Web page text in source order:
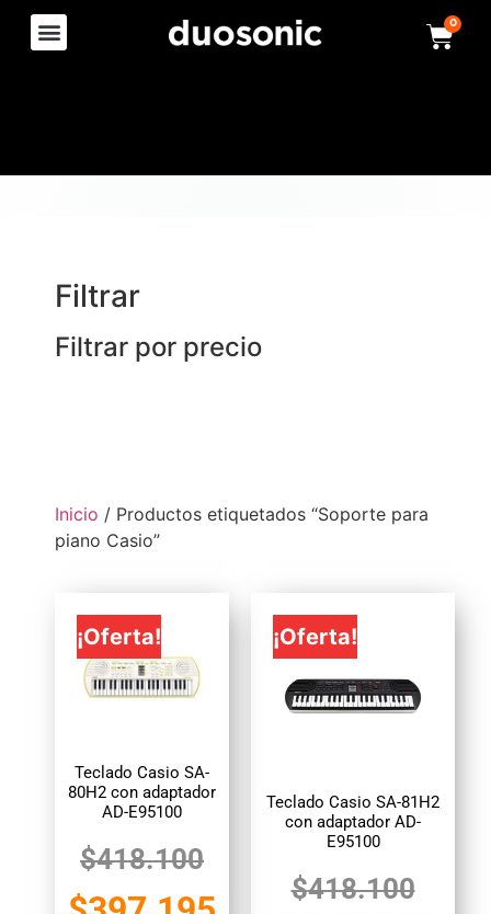
0
Filtrar
Filtrar por precio
Inicio / Productos etiquetados “Soporte para
piano Casio”
¡Oferta!
Teclado Casio SA-
80H2 con adaptador
AD-E95100
$418.100
¡Oferta!
Teclado Casio SA-81H2
con adaptador AD-
E95100
$418.100